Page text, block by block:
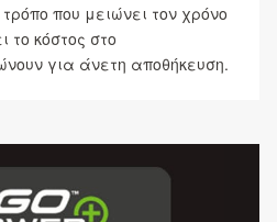
που μειώνει τον χρόνο
το κόστος στο
για άνετη αποθήκευση.